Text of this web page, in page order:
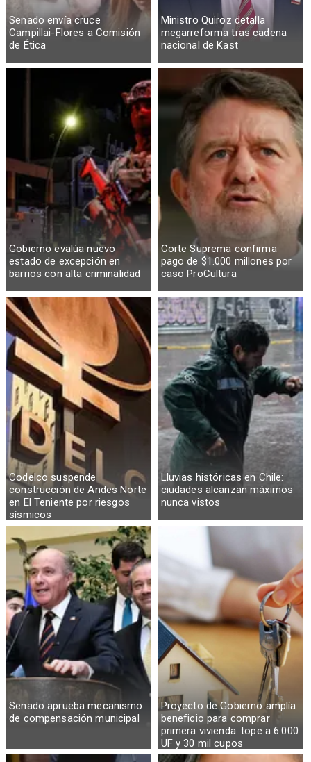
Senado envía cruce
Campillai-Flores a Comisión
de Ética
Ministro Quiroz detalla
megarreforma tras cadena
nacional de Kast
Gobierno evalúa nuevo
estado de excepción en
barrios con alta criminalidad
Corte Suprema confirma
pago de $1.000 millones por
caso ProCultura
Codelco suspende
construcción de Andes Norte
en El Teniente por riesgos
sísmicos
Lluvias históricas en Chile:
ciudades alcanzan máximos
nunca vistos
Senado aprueba mecanismo
de compensación municipal
Proyecto de Gobierno amplía
beneficio para comprar
primera vivienda: tope a 6.000
UF y 30 mil cupos